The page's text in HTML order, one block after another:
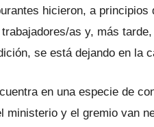
hicieron, a
as y, más
se está dejando en la
en una especie de
ministerio y el gremio van